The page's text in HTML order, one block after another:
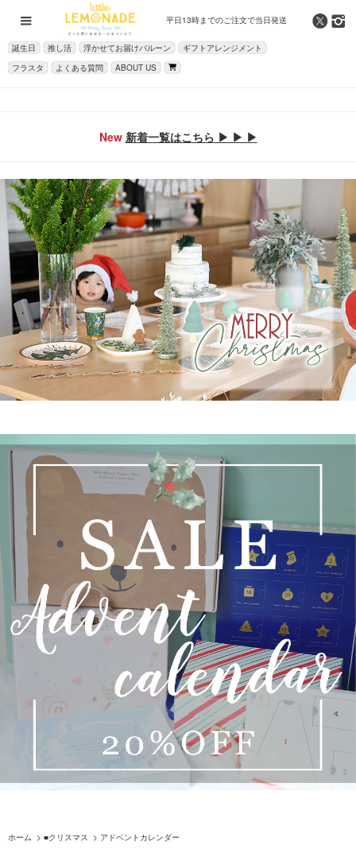
平日13時までのご注文で当日発送
誕生日 推し活 浮かせてお届けバルーン
ギフトアレンジメント
フラスタ
よくある質問 ABOUT US
New 新着一覧はこちら ▶ ▶ ▶
ホーム > ■クリスマス > アドベントカレンダー